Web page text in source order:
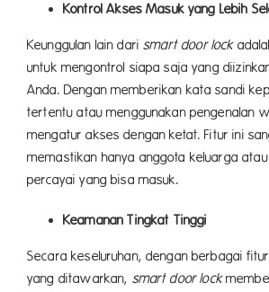
Kontrol Akses Masuk yang Lebih
Keunggulan lain darismart door lock
untuk mengontrol siapa saja yang
Anda. Dengan memberikan kata sandi
tertentu atau menggunakan pengenalan
mengatur akses dengan ketat. Fitur ini
memastikan hanya anggota keluarga
percayai yang bisa masuk.
Keamanan Tingkat Tinggi
Secara keseluruhan, dengan berbagai
yang ditawarkan, smart door lock